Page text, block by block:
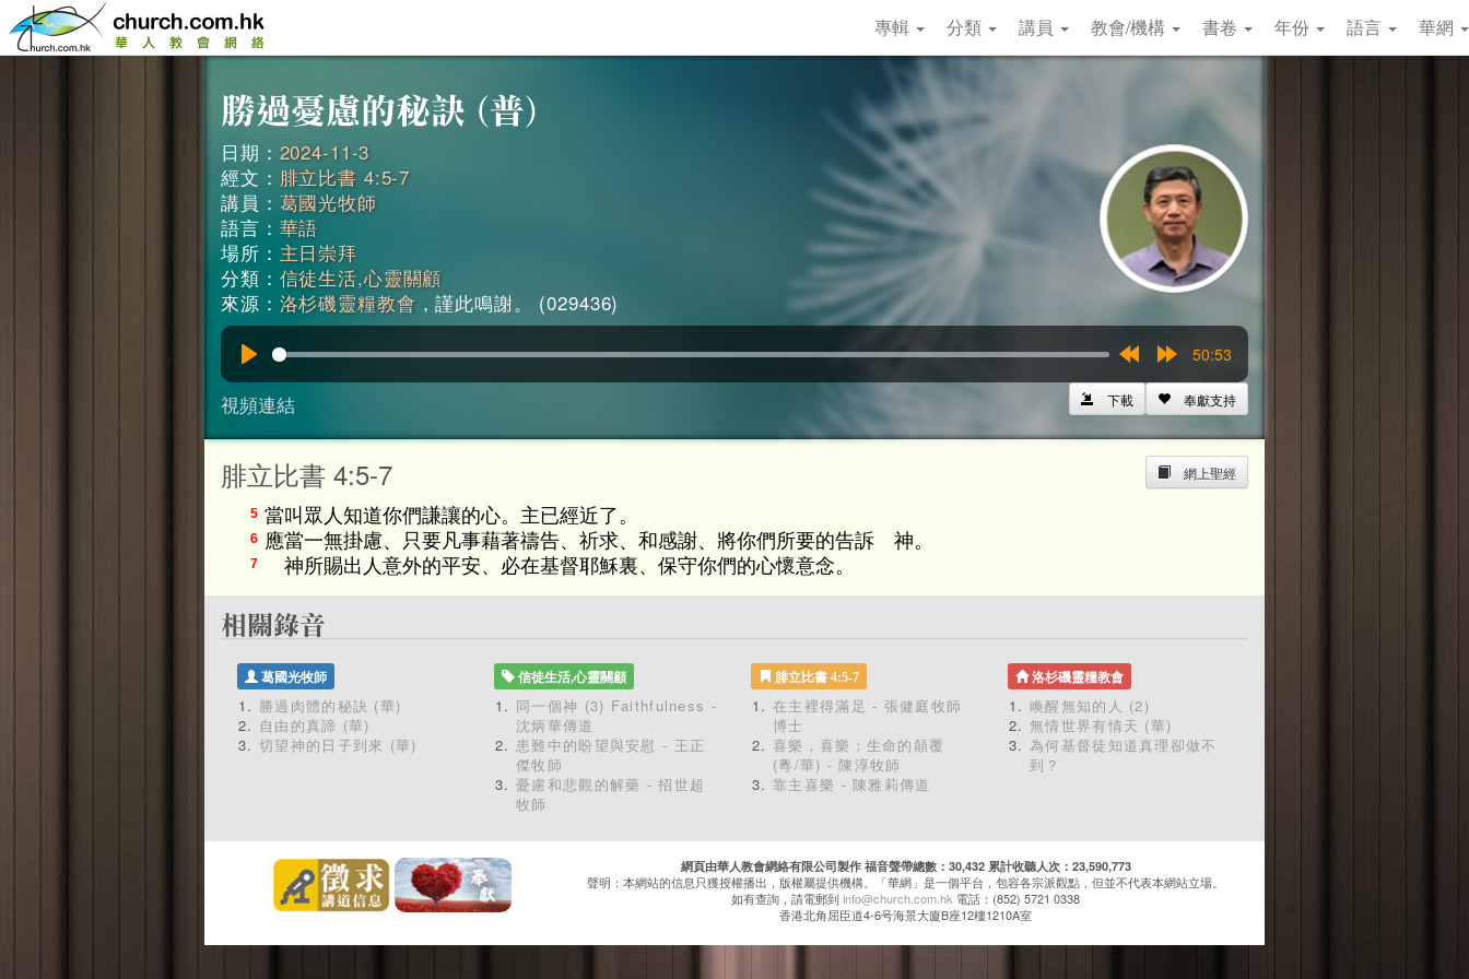
專輯 分類 講員 教會/機構 書卷 年份 語言 華網
日期： 2024-11-3
經文： 腓立比書 4:5-7
講員： 葛國光牧師
語言： 華語
場所： 主日崇拜
分類： 信徒生活,心靈關顧
來源： 洛杉磯靈糧教會 ，謹此鳴謝。 (029436)
15s
15s
50:53
視頻連結 奉獻支持
下載
網上聖經
腓立比書 4:5-7
5 當叫眾人知道你們謙讓的心。主已經近了。
6 應當一無掛慮、只要凡事藉著禱告、祈求、和感謝、將你們所要的告訴 神。
7 神所賜出人意外的平安、必在基督耶穌裏、保守你們的心懷意念。
葛國光牧師
勝過肉體的秘訣 (華)
自由的真諦 (華)
切望神的日子到來 (華)
信徒生活,心靈關顧
同一個神 (3) Faithfulness -
沈炳華傳道
患難中的盼望與安慰 - 王正
傑牧師
憂慮和悲觀的解藥 - 招世超
牧師
腓立比書 4:5-7
在主裡得滿足 - 張健庭牧師
博士
喜樂，喜樂：生命的顛覆
(粵/華) - 陳淳牧師
靠主喜樂 - 陳雅莉傳道
洛杉磯靈糧教會
喚醒無知的人 (2)
無情世界有情天 (華)
為何基督徒知道真理卻做不
到？
網頁由華人教會網絡有限公司製作 福音聲帶總數：30,432 累計收聽人次：23,590,773
聲明：本網站的信息只獲授權播出，版權屬提供機構。「華網」是一個平台，包容各宗派觀點，但並不代表本網站立場。
如有查詢，請電郵到info@church.com.hk 電話：(852) 5721 0338
香港北角屈臣道4-6号海景大廈B座12樓1210A室